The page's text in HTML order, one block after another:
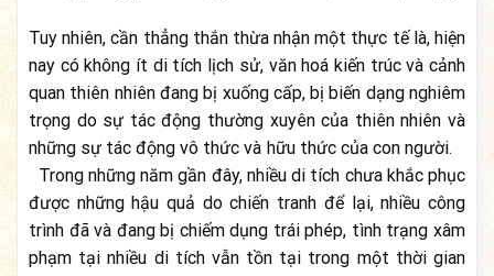
Tuy nhiên, cần thẳng thắn thừa nhận một thực tế là, hiện
nay có không ít di tích lịch sử, văn hoá kiến trúc và cảnh
quan thiên nhiên đang bị xuống cấp, bị biến dạng nghiêm
trọng do sự tác động th­ường xuyên của thiên nhiên và
những sự tác động vô thức và hữu thức của con ng­ười.
Trong những năm gần đây, nhiều di tích ch­ưa khắc phục
đư­ợc những hậu quả do chiến tranh để lại, nhiều công
trình đã và đang bị chiếm dụng trái phép, tình trạng xâm
phạm tại nhiều di tích vẫn tồn tại trong một thời gian